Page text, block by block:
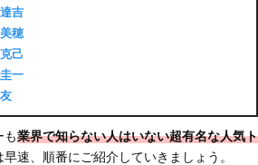
吉
穂
己
一
も業界で知らない人はいない超有名な人気ト
速、順番にご紹介していきましょう。